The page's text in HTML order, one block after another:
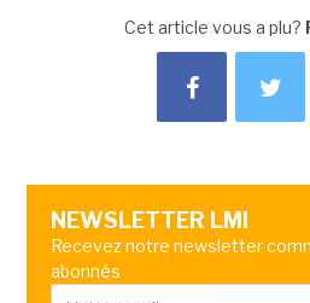
Cet article vous a plu?
NEWSLETTER LMI
Recevez notre newsletter
abonnés